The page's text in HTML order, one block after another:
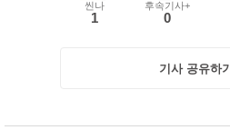
씬나
1
후속기사+
0
기사 공유하기